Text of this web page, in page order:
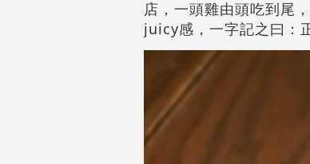
店，一頭雞由頭吃到尾
juicy感，一字記之曰：